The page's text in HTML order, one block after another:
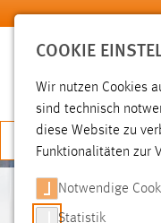
Zum Hauptinhalt springen
PERSONEN
COOKIE
Wir nutzen Cookies
sind technisch
diese Website zu
Funktionalitäten zur
Notwendige
Statistik